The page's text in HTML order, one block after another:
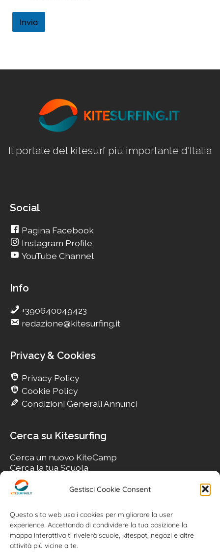
Gestisci Cookie Consent
Questo sito web usa i cookies per migliorare la user
experience. Accettando di condividere la tua posizione la
mappa interattiva ti rivelerà scuole, kitespot, negozi e altre
attività più vicine a te.
Invia
Il portale del kitesurf più importante d'Italia
Social
Pagina Facebook
Instagram Profile
YouTube Channel
Info
+390640049423
redazione@kitesurfing.it
Privacy & Cookies
Privacy Policy
Cookie Policy
Condizioni Generali Annunci
Cerca su Kitesurfing
Cerca un nuovo KiteCamp
Cerca la tua Scuola
Cerca il tuo KiteSpot
Cerca Accommodation